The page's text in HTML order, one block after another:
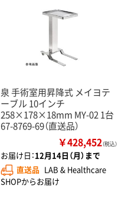
泉 手術室用昇降式 メイヨテ
ーブル 10インチ
258×178×18mm MY-02 1台
67-8769-69（直送品）
￥428,452（税込）
お届け日：12月14日（月）まで
直送品 LAB & Healthcare
SHOPからお届け